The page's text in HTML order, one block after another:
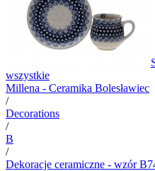
wszystkie
Millena - Ceramika Bolesławiec
/
Decorations
/
B
/
Dekoracje ceramiczne - wzór